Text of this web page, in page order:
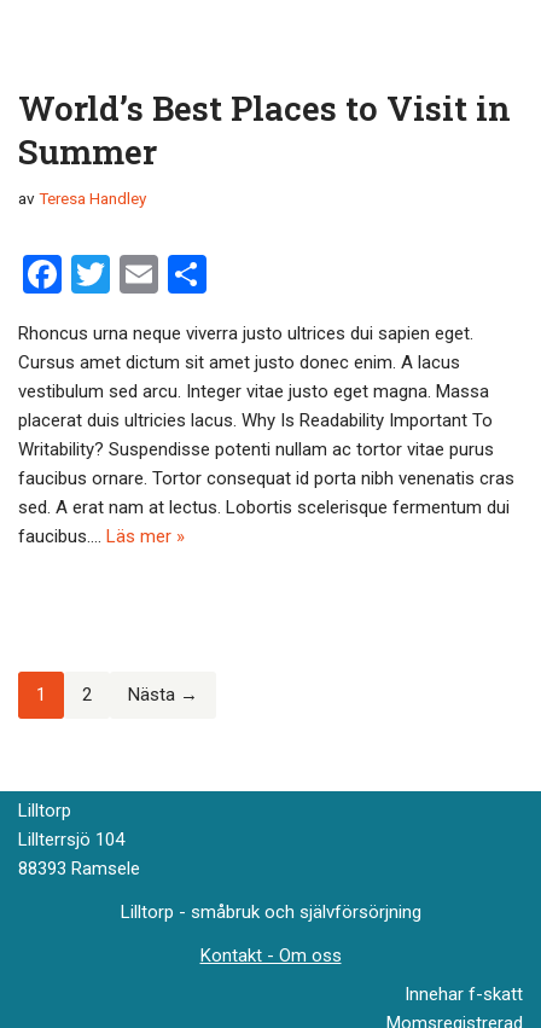
World’s Best Places to Visit in
Summer
avTeresa Handley
F
ce
b
o
o
k
T
tt
er
E
ail a
Rhoncus urna neque viverra justo ultrices dui sapien eget.
Cursus amet dictum sit amet justo donec enim. A lacus
vestibulum sed arcu. Integer vitae justo eget magna. Massa
placerat duis ultricies lacus. Why Is Readability Important To
Writability? Suspendisse potenti nullam ac tortor vitae purus
faucibus ornare. Tortor consequat id porta nibh venenatis cras
sed. A erat nam at lectus. Lobortis scelerisque fermentum dui
faucibus.… Läs mer »
1 2 Nästa →
Lilltorp
Lillterrsjö 104
88393 Ramsele
Lilltorp - småbruk och självförsörjning
Kontakt - Om oss
Innehar f-skatt